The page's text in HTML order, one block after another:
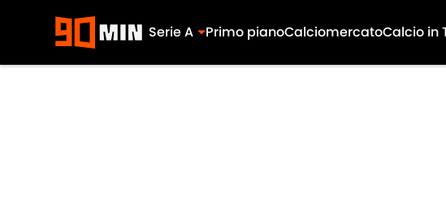
Serie A Primo pianoCalciomercatoCalcio in